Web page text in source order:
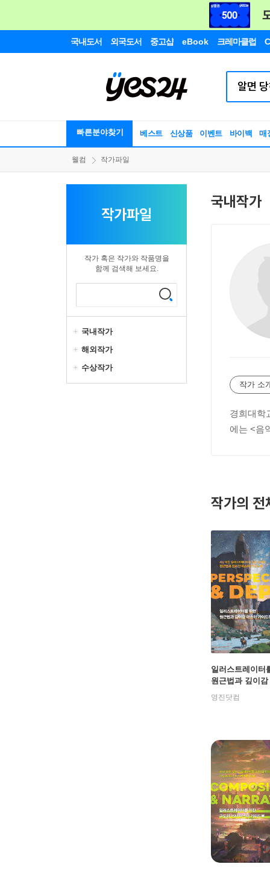
국내도서 외국도서 중고샵 eBook 크레마클럽
빠른분야찾기 베스트 신상품 이벤트 바이백 매
웰컴 작가파일
작가파일
작가 혹은 작가와 작품명을
함께 검색해 보세요.
국내작가
해외작가
수상작가
국내작가
작가 소
경희대학
에는 <음
작가의 전
일러스트레이터
원근법과 깊이
VE & DEPTH
영진닷컴